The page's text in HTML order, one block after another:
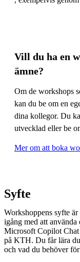
Vill du ha en
ämne?
Om de workshops
kan du be om en
dina kollegor. Du
utvecklad eller be
Mer om att boka
Syfte
Workshoppens syfte
igång med att
Microsoft Copilot Chat
på KTH. Du får lära
och vad du behöver